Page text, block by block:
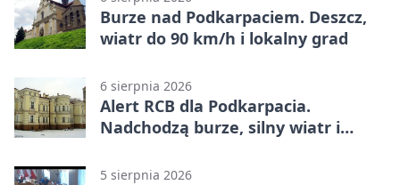
Burze nad Podkarpaciem. Deszcz,
wiatr do 90 km/h i lokalny grad
6 sierpnia 2026
Alert RCB dla Podkarpacia.
Nadchodzą burze, silny wiatr i
5 sierpnia 2026